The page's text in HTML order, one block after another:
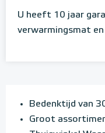
U heeft 10 jaar
verwarmingsmat
Bedenktijd van
Groot